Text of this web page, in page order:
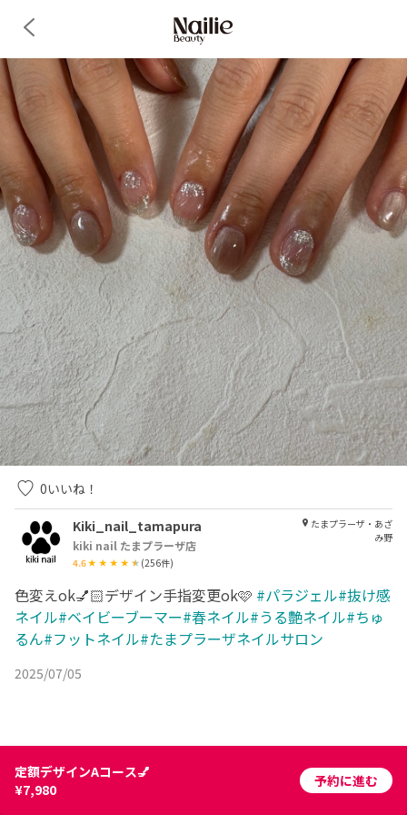
0いいね！
Kiki_nail_tamapura
kiki nail たまプラーザ店
4.6 (256件)
たまプラーザ・あざ
み野
色変えok💅🏻デザイン手指変更ok🩷 #パラジェル#抜け感
ネイル#ベイビーブーマー#春ネイル#うる艶ネイル#ちゅ
るん#フットネイル#たまプラーザネイルサロン
2025/07/05
定額デザインAコース💅
¥7,980
予約に進む